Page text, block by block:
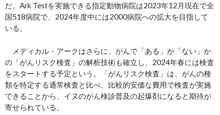
だ。Ark Testを実施できる指定動物病院は2023年12月現在で全
国518病院で、2024年度中には2000病院への拡大を目指して
いる。
メディカル・アークはさらに、がんで「ある」か「ない」か
の「がんリスク検査」の解析技術も確立し、2024年春には検査
をスタートする予定という。「がんリスク検査」は、がんの種
類を特定する通常検査と比べ、比較的安価な費用で検査が実施
できることから、イヌのがん検診普及の起爆剤になると期待が
寄せられている。